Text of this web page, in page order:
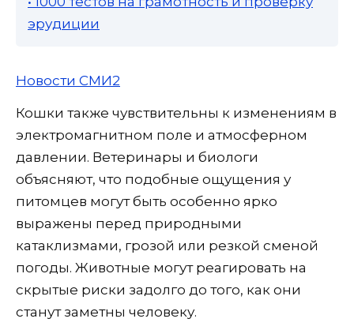
эрудиции
Новости СМИ2
Кошки также чувствительны к изменениям в
электромагнитном поле и атмосферном
давлении. Ветеринары и биологи
объясняют, что подобные ощущения у
питомцев могут быть особенно ярко
выражены перед природными
катаклизмами, грозой или резкой сменой
погоды. Животные могут реагировать на
скрытые риски задолго до того, как они
станут заметны человеку.